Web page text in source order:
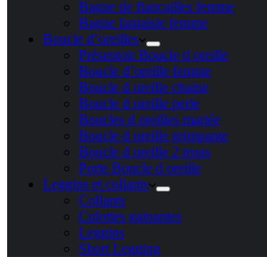
Bague de fiançailles femme
Bague fantaisie femme
Boucle d’oreilles
Présentoir Boucle d oreille
Boucle d’oreille femme
Boucle d oreille chaine
Boucle d oreille perle
Boucles d oreilles mariée
Boucle d oreille grimpante
Boucle d oreille 2 trous
Porte Boucle d oreille
Leggins et collants
Collants
Culottes gainantes
Leggins
Short Legging